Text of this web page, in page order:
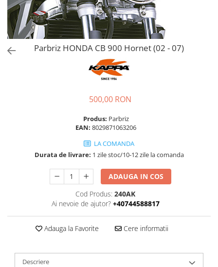
Parbriz HONDA CB 900 Hornet (02 - 07)
500,00 RON
Produs: Parbriz
EAN: 8029871063206
LA COMANDA
Durata de livrare: 1 zile stoc/10-12 zile la comanda
ADAUGA IN COS
Cod Produs: 240AK
Ai nevoie de ajutor? +40744588817
Adauga la Favorite Cere informatii
Descriere